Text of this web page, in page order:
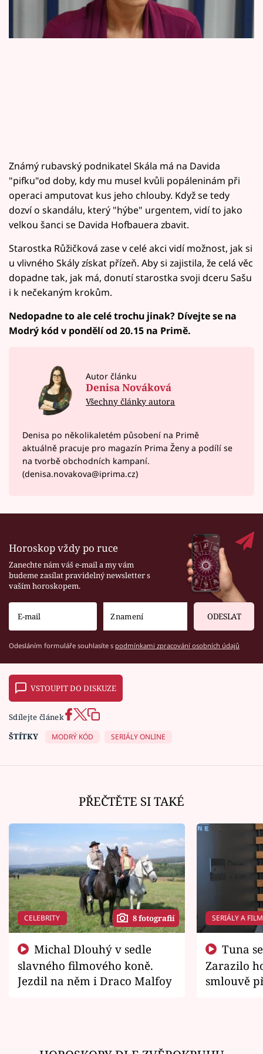
Sledujte prima+
Sledujte nás
Známý rubavský podnikatel Skála má na Davida
"pifku"od doby, kdy mu musel kvůli popáleninám při
operaci amputovat kus jeho chlouby. Když se tedy
dozví o skandálu, který "hýbe" urgentem, vidí to jako
velkou šanci se Davida Hofbauera zbavit.
Starostka Růžičková zase v celé akci vidí možnost, jak si
u vlivného Skály získat přízeň. Aby si zajistila, že celá věc
dopadne tak, jak má, donutí starostka svoji dceru Sašu
i k nečekaným krokům.
Nedopadne to ale celé trochu jinak? Dívejte se na
Modrý kód v pondělí od 20.15 na Primě.
Autor článku
Denisa Nováková
Všechny články autora
Denisa po několikaletém působení na Primě
aktuálně pracuje pro magazín Prima Ženy a podílí se
na tvorbě obchodních kampaní.
(denisa.novakova@iprima.cz)
Horoskop vždy po ruce
Zanechte nám váš e-mail a my vám
budeme zasílat pravidelný newsletter s
vaším horoskopem.
ODESLAT
Odesláním formuláře souhlasíte s podmínkami zpracování osobních údajů
VSTOUPIT DO DISKUZE
Sdílejte článek
ŠTÍTKY
MODRÝ KÓD SERIÁLY ONLINE
PŘEČTĚTE SI TAKÉ
CELEBRITY 8 fotografií
slavného filmového koně.
Jezdil na něm i Draco Malfoy
SERIÁLY A
Zarazilo
smlouvě